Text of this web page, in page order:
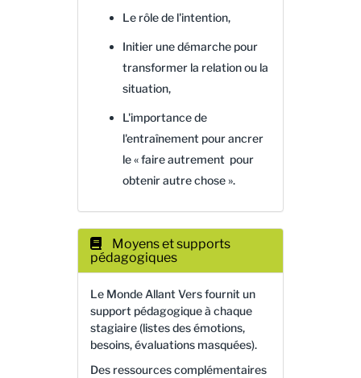
Le rôle de l'intention,
Initier une démarche pour
transformer la relation ou la
situation,
L'importance de
l'entraînement pour ancrer
le « faire autrement pour
obtenir autre chose ».
Moyens et supports
pédagogiques
Le Monde Allant Vers fournit un
support pédagogique à chaque
stagiaire (listes des émotions,
besoins, évaluations masquées).
Des ressources complémentaires